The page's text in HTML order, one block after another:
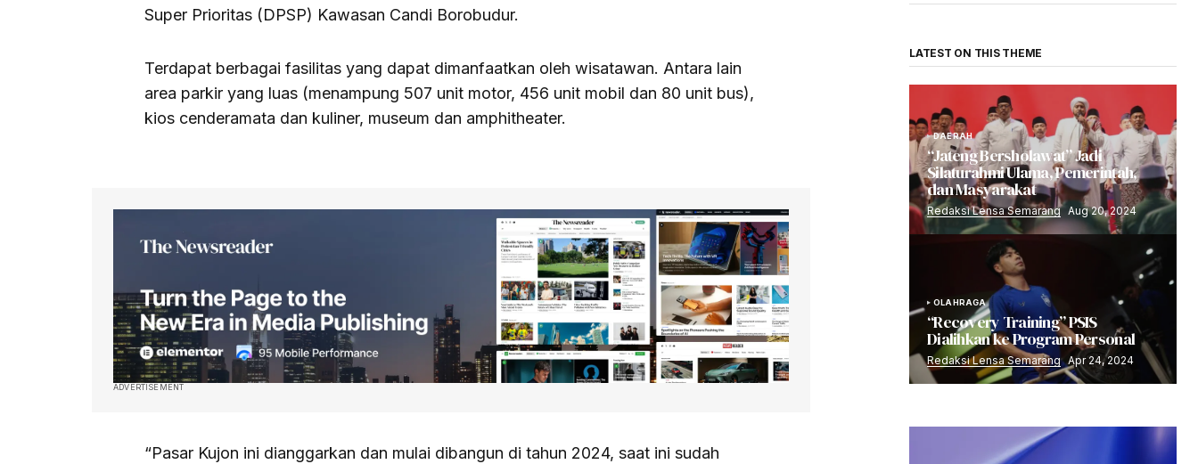
Super Prioritas (DPSP) Kawasan Candi Borobudur.
Terdapat berbagai fasilitas yang dapat dimanfaatkan oleh wisatawan. Antara lain
area parkir yang luas (menampung 507 unit motor, 456 unit mobil dan 80 unit bus),
kios cenderamata dan kuliner, museum dan amphitheater.
ADVERTISEMENT
“Pasar Kujon ini dianggarkan dan mulai dibangun di tahun 2024, saat ini sudah
LATEST ON THIS THEME
DAERAH
“Jateng Bersholawat” Jadi
Silaturahmi Ulama, Pemerintah,
dan Masyarakat
Redaksi Lensa Semarang Aug 20, 2024
OLAHRAGA
“Recovery Training” PSIS
Dialihkan ke Program Personal
Redaksi Lensa Semarang Apr 24, 2024